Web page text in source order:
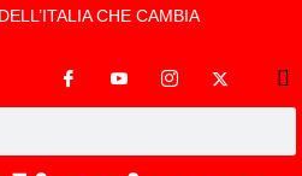
CHE CAMBIA